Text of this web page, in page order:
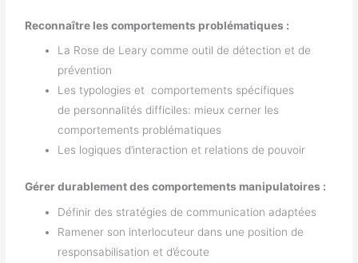
Reconnaître les comportements problématiques :
La Rose de Leary comme outil de détection et de
prévention
Les typologies et comportements spécifiques
de personnalités difficiles: mieux cerner les
comportements problématiques
Les logiques d’interaction et relations de pouvoir
Gérer durablement des comportements manipulatoires :
Définir des stratégies de communication adaptées
Ramener son interlocuteur dans une position de
responsabilisation et d’écoute